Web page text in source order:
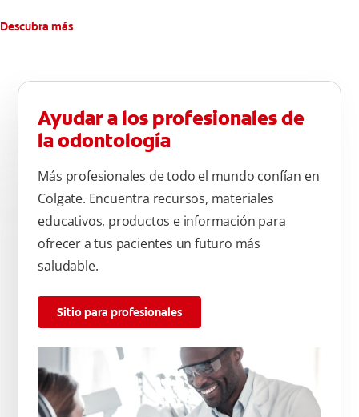
Descubra más
Ayudar a los profesionales de
la odontología
Más profesionales de todo el mundo confían en
Colgate. Encuentra recursos, materiales
educativos, productos e información para
ofrecer a tus pacientes un futuro más
saludable.
Sitio para profesionales